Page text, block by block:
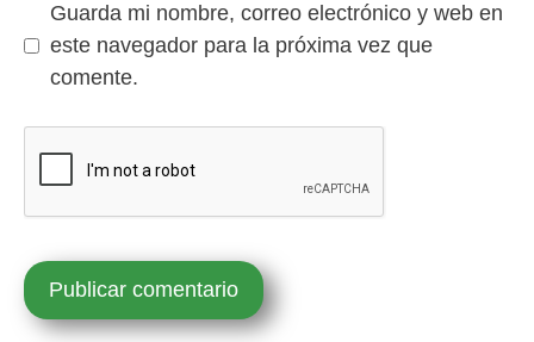
Guarda mi nombre, correo electrónico y web en
este navegador para la próxima vez que
comente.